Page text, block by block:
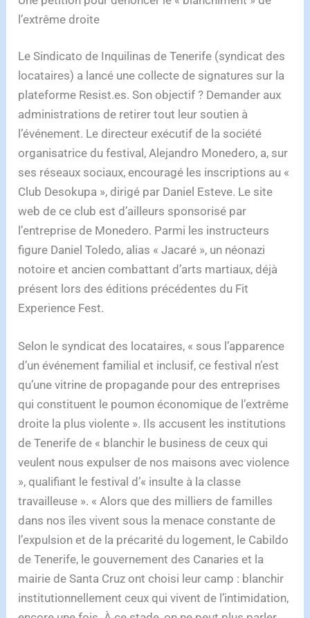
l’extrême droite
Le Sindicato de Inquilinas de Tenerife (syndicat des
locataires) a lancé une collecte de signatures sur la
plateforme Resist.es. Son objectif ? Demander aux
administrations de retirer tout leur soutien à
l’événement. Le directeur exécutif de la société
organisatrice du festival, Alejandro Monedero, a, sur
ses réseaux sociaux, encouragé les inscriptions au «
Club Desokupa », dirigé par Daniel Esteve. Le site
web de ce club est d’ailleurs sponsorisé par
l’entreprise de Monedero. Parmi les instructeurs
figure Daniel Toledo, alias « Jacaré », un néonazi
notoire et ancien combattant d’arts martiaux, déjà
présent lors des éditions précédentes du Fit
Experience Fest.
Selon le syndicat des locataires, « sous l’apparence
d’un événement familial et inclusif, ce festival n’est
qu’une vitrine de propagande pour des entreprises
qui constituent le poumon économique de l’extrême
droite la plus violente ». Ils accusent les institutions
de Tenerife de « blanchir le business de ceux qui
veulent nous expulser de nos maisons avec violence
», qualifiant le festival d’« insulte à la classe
travailleuse ». « Alors que des milliers de familles
dans nos îles vivent sous la menace constante de
l’expulsion et de la précarité du logement, le Cabildo
de Tenerife, le gouvernement des Canaries et la
mairie de Santa Cruz ont choisi leur camp : blanchir
institutionnellement ceux qui vivent de l’intimidation,